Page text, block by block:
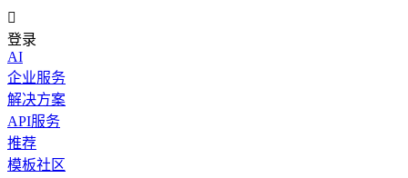

登录
AI
企业服务
解决方案
API服务
推荐
模板社区